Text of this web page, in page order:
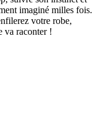
imaginé milles fois.
votre robe,
va raconter !